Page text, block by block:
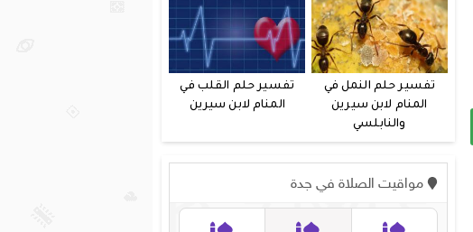
تفسير حلم النمل في
المنام لابن سيرين
والنابلسي
تفسير حلم القلب في
المنام لابن سيرين